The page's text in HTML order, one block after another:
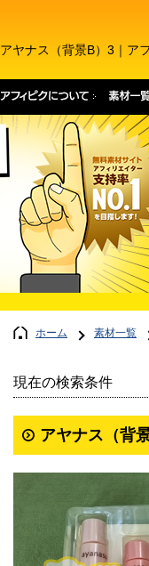
アヤナス（背景B）3｜ア
ホーム 素材一覧
現在の検索条件
アヤナス（背